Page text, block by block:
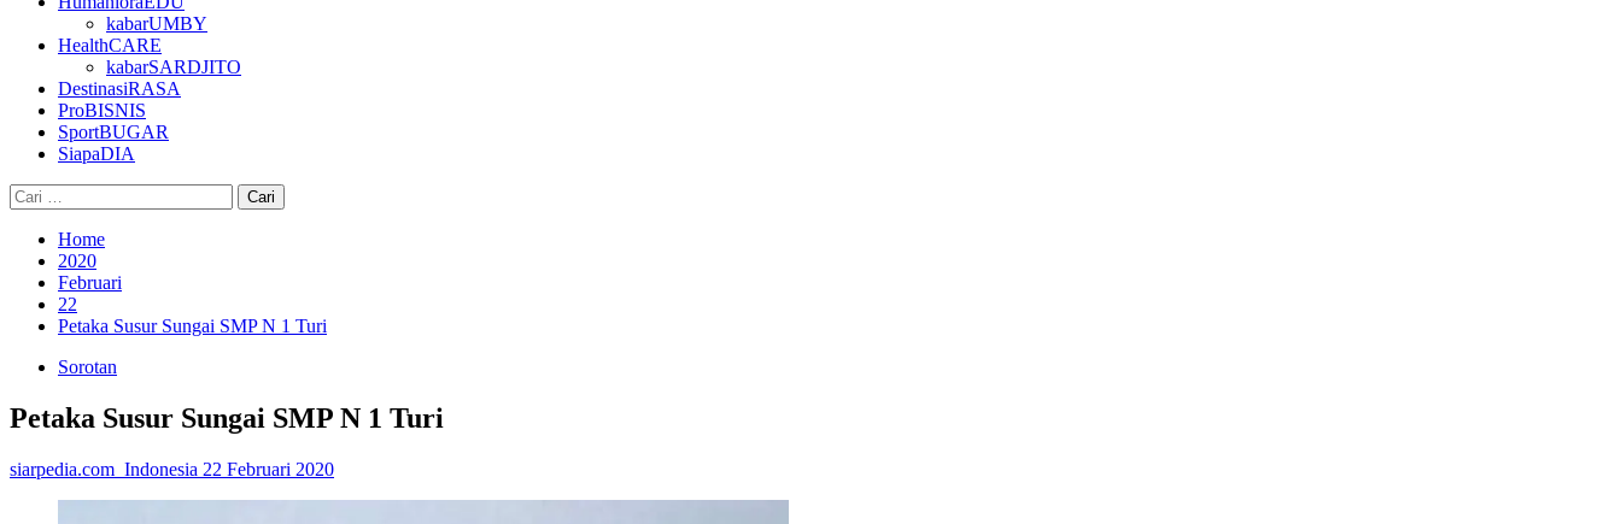
kabarUMBY
HealthCARE
kabarSARDJITO
DestinasiRASA
ProBISNIS
SportBUGAR
SiapaDIA
Cari
untuk:
Home
2020
Februari
22
Petaka Susur Sungai SMP N 1 Turi
Sorotan
Petaka Susur Sungai SMP N 1 Turi
siarpedia.com_Indonesia 22 Februari 2020